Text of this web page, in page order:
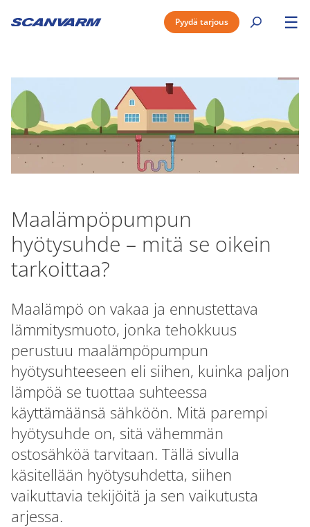
Pyydä tarjous ☰
Maalämpöpumpun
hyötysuhde – mitä se oikein
tarkoittaa?
Maalämpö on vakaa ja ennustettava
lämmitysmuoto, jonka tehokkuus
perustuu maalämpöpumpun
hyötysuhteeseen eli siihen, kuinka paljon
lämpöä se tuottaa suhteessa
käyttämäänsä sähköön. Mitä parempi
hyötysuhde on, sitä vähemmän
ostosähköä tarvitaan. Tällä sivulla
käsitellään hyötysuhdetta, siihen
vaikuttavia tekijöitä ja sen vaikutusta
arjessa.